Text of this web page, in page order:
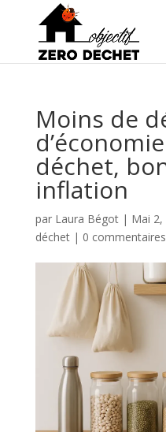
Moins de
déchet,
inflation
par Laura Bégot| Mai 2,
déchet| 0 commentaires